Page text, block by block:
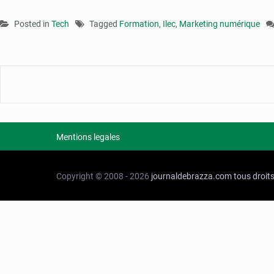
Posted in Tech Tagged Formation, Ilec, Marketing numérique
Mentions legales
Copyright © 2008 - 2026 journaldebrazza.comtous